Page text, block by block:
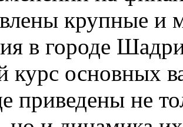
крупные и
в городе
курс основных
приведены не